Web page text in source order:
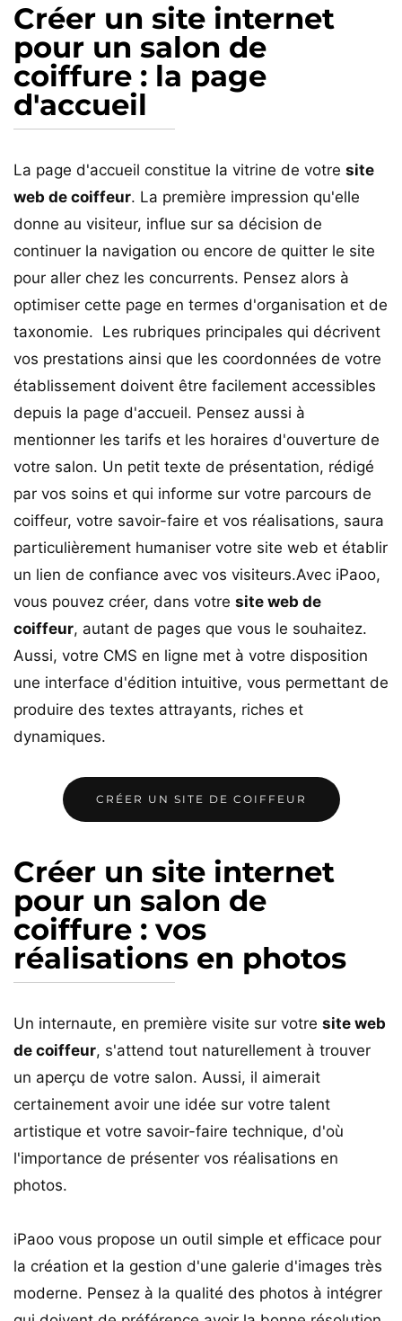
Créer un site internet
pour un salon de
coiffure : la page
d'accueil
La page d'accueil constitue la vitrine de votre site
web de coiffeur. La première impression qu'elle
donne au visiteur, influe sur sa décision de
continuer la navigation ou encore de quitter le site
pour aller chez les concurrents. Pensez alors à
optimiser cette page en termes d'organisation et de
taxonomie. Les rubriques principales qui décrivent
vos prestations ainsi que les coordonnées de votre
établissement doivent être facilement accessibles
depuis la page d'accueil. Pensez aussi à
mentionner les tarifs et les horaires d'ouverture de
votre salon. Un petit texte de présentation, rédigé
par vos soins et qui informe sur votre parcours de
coiffeur, votre savoir-faire et vos réalisations, saura
particulièrement humaniser votre site web et établir
un lien de confiance avec vos visiteurs.Avec iPaoo,
vous pouvez créer, dans votre site web de
coiffeur, autant de pages que vous le souhaitez.
Aussi, votre CMS en ligne met à votre disposition
une interface d'édition intuitive, vous permettant de
produire des textes attrayants, riches et
dynamiques.
CRÉER UN SITE DE COIFFEUR
Créer un site internet
pour un salon de
coiffure : vos
réalisations en photos
Un internaute, en première visite sur votre site web
de coiffeur, s'attend tout naturellement à trouver
un aperçu de votre salon. Aussi, il aimerait
certainement avoir une idée sur votre talent
artistique et votre savoir-faire technique, d'où
l'importance de présenter vos réalisations en
photos.
iPaoo vous propose un outil simple et efficace pour
la création et la gestion d'une galerie d'images très
moderne. Pensez à la qualité des photos à intégrer